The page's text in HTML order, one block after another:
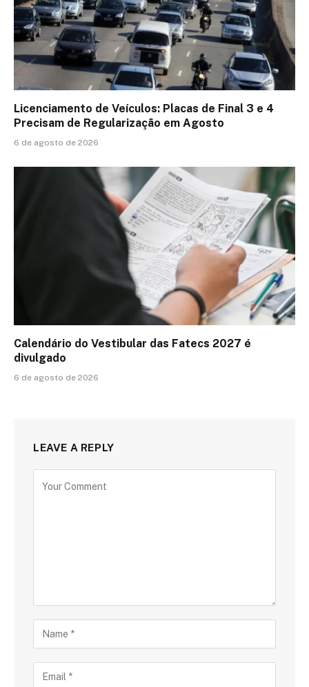
Licenciamento de Veículos: Placas de Final 3 e 4
Precisam de Regularização em Agosto
6 de agosto de 2026
Calendário do Vestibular das Fatecs 2027 é
divulgado
6 de agosto de 2026
LEAVE A REPLY